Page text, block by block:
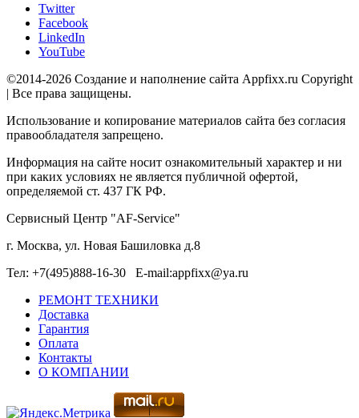
Twitter
Facebook
LinkedIn
YouTube
©2014-2026 Создание и наполнение сайта Appfixx.ru Copyright
| Все права защищены.
Использование и копирование материалов сайта без согласия
правообладателя запрещено.
Информация на сайте носит ознакомительный характер и ни
при каких условиях не является публичной офертой,
определяемой ст. 437 ГК РФ.
Сервисный Центр "AF-Service"
г. Москва, ул. Новая Башиловка д.8
Тел: +7(495)888-16-30 E-mail:appfixx@ya.ru
РЕМОНТ ТЕХНИКИ
Доставка
Гарантия
Оплата
Контакты
О КОМПАНИИ